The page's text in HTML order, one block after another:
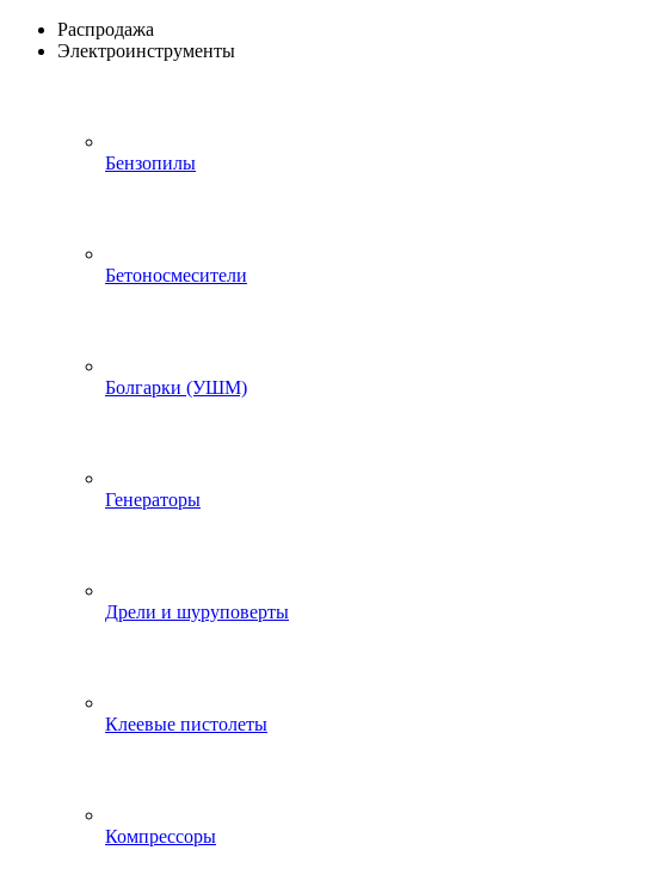
Распродажа
Электроинструменты
Бензопилы
Бетоносмесители
Болгарки (УШМ)
Генераторы
Дрели и шуруповерты
Клеевые пистолеты
Компрессоры